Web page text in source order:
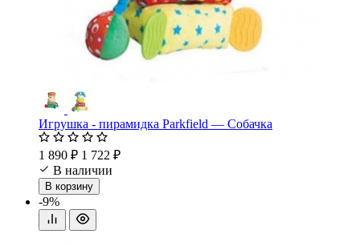
Игрушка - пирамидка Parkfield — Собачка
1 890 ₽ 1 722 ₽
В наличии
В корзину
-9%